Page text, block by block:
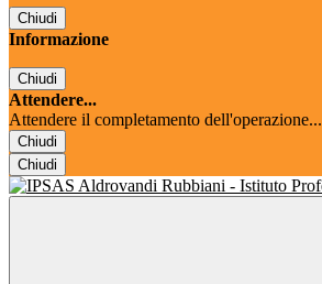
Chiudi
Informazione
Chiudi
Attendere...
Attendere il completamento dell'operazione...
Chiudi
Chiudi